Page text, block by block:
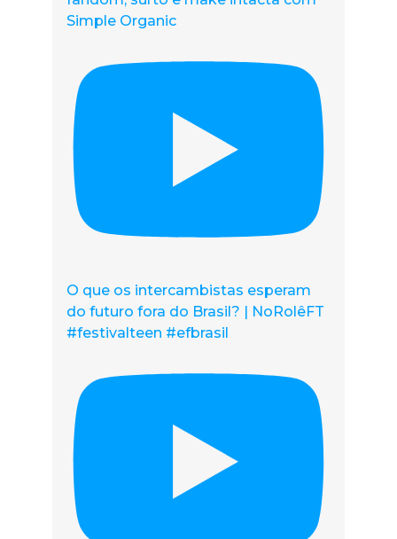
Simple Organic
O que os intercambistas esperam
do futuro fora do Brasil? | NoRolêFT
#festivalteen #efbrasil